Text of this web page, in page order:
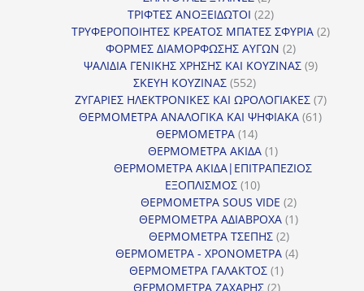
προϊόντα
ΤΡΙΦΤΕΣ ΑΝΟΞΕΙΔΩΤΟΙ 2222
προϊόντα
ΤΡΥΦΕΡΟΠΟΙΗΤΕΣ ΚΡΕΑΤΟΣ ΜΠΑΤΕΣ ΣΦΥΡΙΑ 22
ΦΟΡΜΕΣ ΔΙΑΜΟΡΦΩΣΗΣ ΑΥΓΩΝ 22
προϊόντα
ΨΑΛΙΔΙΑ ΓΕΝΙΚΗΣ ΧΡΗΣΗΣ ΚΑΙ ΚΟΥΖΙΝΑΣ 99
ΣΚΕΥΗ ΚΟΥΖΙΝΑΣ 552552
προϊόντα
ΖΥΓΑΡΙΕΣ ΗΛΕΚΤΡΟΝΙΚΕΣ ΚΑΙ ΩΡΟΛΟΓΙΑΚΕΣ 77
ΘΕΡΜΟΜΕΤΡΑ ΑΝΑΛΟΓΙΚΑ ΚΑΙ ΨΗΦΙΑΚΑ 6161
ΘΕΡΜΟΜΕΤΡΑ 1414
προϊόντα
ΘΕΡΜΟΜΕΤΡΑ ΑΚΙΔΑ 11
προϊόν
ΘΕΡΜΟΜΕΤΡΑ ΑΚΙΔΑ|ΕΠΙΤΡΑΠΕΖΙΟΣ
ΕΞΟΠΛΙΣΜΟΣ 1010
προϊόντα
ΘΕΡΜΟΜΕΤΡΑ SOUS VIDE 22
προϊόντα
ΘΕΡΜΟΜΕΤΡΑ ΑΔΙΑΒΡΟΧΑ 11
ΘΕΡΜΟΜΕΤΡΑ ΤΣΕΠΗΣ 22
προϊόντα
ΘΕΡΜΟΜΕΤΡΑ - ΧΡΟΝΟΜΕΤΡΑ 44
ΘΕΡΜΟΜΕΤΡΑ ΓΑΛΑΚΤΟΣ 11
προϊόν
ΘΕΡΜΟΜΕΤΡΑ ΖΑΧΑΡΗΣ 22